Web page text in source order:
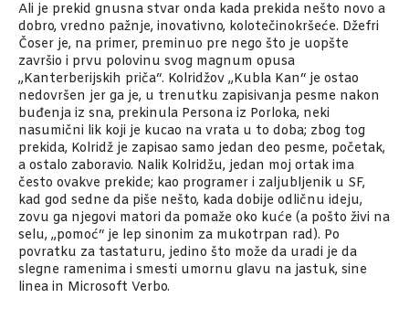
Ali je prekid gnusna stvar onda kada prekida nešto novo a
dobro, vredno pažnje, inovativno, kolotečinokršeće. Džefri
Čoser je, na primer, preminuo pre nego što je uopšte
završio i prvu polovinu svog magnum opusa
„Kanterberijskih priča“. Kolridžov „Kubla Kan“ je ostao
nedovršen jer ga je, u trenutku zapisivanja pesme nakon
buđenja iz sna, prekinula Persona iz Porloka, neki
nasumični lik koji je kucao na vrata u to doba; zbog tog
prekida, Kolridž je zapisao samo jedan deo pesme, početak,
a ostalo zaboravio. Nalik Kolridžu, jedan moj ortak ima
često ovakve prekide; kao programer i zaljubljenik u SF,
kad god sedne da piše nešto, kada dobije odličnu ideju,
zovu ga njegovi matori da pomaže oko kuće (a pošto živi na
selu, „pomoć“ je lep sinonim za mukotrpan rad). Po
povratku za tastaturu, jedino što može da uradi je da
slegne ramenima i smesti umornu glavu na jastuk, sine
linea in Microsoft Verbo.